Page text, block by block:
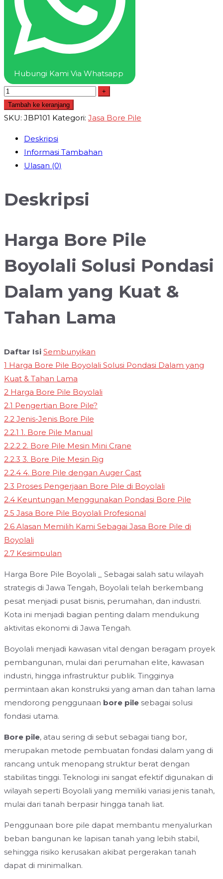
Hubungi Kami Via Whatsapp
+
Tambah ke keranjang
SKU: JBP101 Kategori: Jasa Bore Pile
Deskripsi
Informasi Tambahan
Ulasan (0)
Deskripsi
Harga Bore Pile
Boyolali Solusi Pondasi
Dalam yang Kuat &
Tahan Lama
Daftar Isi Sembunyikan
1 Harga Bore Pile Boyolali Solusi Pondasi Dalam yang
Kuat & Tahan Lama
2 Harga Bore Pile Boyolali
2.1 Pengertian Bore Pile?
2.2 Jenis-Jenis Bore Pile
2.2.1 1. Bore Pile Manual
2.2.2 2. Bore Pile Mesin Mini Crane
2.2.3 3. Bore Pile Mesin Rig
2.2.4 4. Bore Pile dengan Auger Cast
2.3 Proses Pengerjaan Bore Pile di Boyolali
2.4 Keuntungan Menggunakan Pondasi Bore Pile
2.5 Jasa Bore Pile Boyolali Profesional
2.6 Alasan Memilih Kami Sebagai Jasa Bore Pile di
Boyolali
2.7 Kesimpulan
Harga Bore Pile Boyolali _ Sebagai salah satu wilayah
strategis di Jawa Tengah, Boyolali telah berkembang
pesat menjadi pusat bisnis, perumahan, dan industri.
Kota ini menjadi bagian penting dalam mendukung
aktivitas ekonomi di Jawa Tengah.
Boyolali menjadi kawasan vital dengan beragam proyek
pembangunan, mulai dari perumahan elite, kawasan
industri, hingga infrastruktur publik. Tingginya
permintaan akan konstruksi yang aman dan tahan lama
mendorong penggunaan bore pile sebagai solusi
fondasi utama.
Bore pile, atau sering di sebut sebagai tiang bor,
merupakan metode pembuatan fondasi dalam yang di
rancang untuk menopang struktur berat dengan
stabilitas tinggi. Teknologi ini sangat efektif digunakan di
wilayah seperti Boyolali yang memiliki variasi jenis tanah,
mulai dari tanah berpasir hingga tanah liat.
Penggunaan bore pile dapat membantu menyalurkan
beban bangunan ke lapisan tanah yang lebih stabil,
sehingga risiko kerusakan akibat pergerakan tanah
dapat di minimalkan.